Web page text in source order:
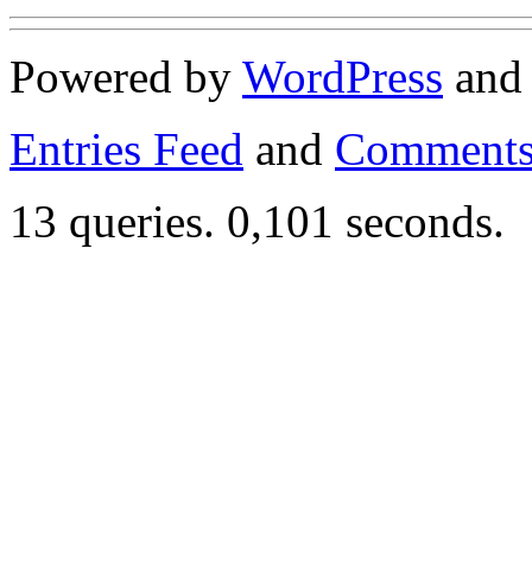
Powered by WordPress
Entries Feed and
13 queries. 0,101 seconds.